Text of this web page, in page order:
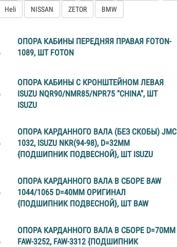
Heli NISSAN ZETOR BMW
ОПОРА КАБИНЫ ПЕРЕДНЯЯ ПРАВАЯ FOTON-
1089, ШТ FOTON
ОПОРА КАБИНЫ С КРОНШТЕЙНОМ ЛЕВАЯ
ISUZU NQR90/NMR85/NPR75 "CHINA", ШТ
ISUZU
ОПОРА КАРДАННОГО ВАЛА (БЕЗ СКОБЫ) JMC
1032, ISUZU NKR(94-98), D=32ММ
{ПОДШИПНИК ПОДВЕСНОЙ}, ШТ ISUZU
ОПОРА КАРДАННОГО ВАЛА В СБОРЕ BAW
1044/1065 D=40MM ОРИГИНАЛ
{ПОДШИПНИК ПОДВЕСНОЙ}, ШТ BAW
ОПОРА КАРДАННОГО ВАЛА В СБОРЕ D=70MM
FAW-3252, FAW-3312 {ПОДШИПНИК